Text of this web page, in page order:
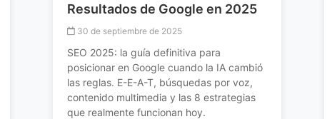
Optimizar tu SEO
10 de enero de 2024
Dominá Google con estos 5 prompts de IA:
desde generar keywords estratégicas
hasta identificar intenciones de búsqueda.
Optimiza tu SEO usando inteligencia
artificial de forma efectiva.